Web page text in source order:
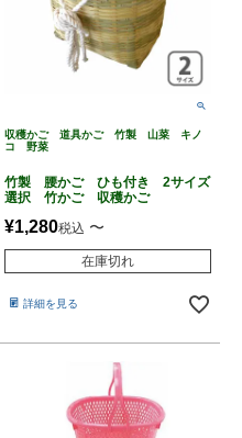
収穫かご 道具かご 竹製 山菜 キノ
コ 野菜
竹製 腰かご ひも付き 2サイズ
選択 竹かご 収穫かご
¥1,280税込 〜
在庫切れ
詳細を見る